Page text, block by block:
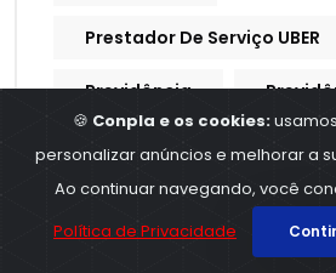
Prestador De Serviço UBER
Previdência
Previdência Social
Previdencia Social
Processo Trabalhista
🍪 Conpla e os cookies:
personalizar anúncios e melhorar a
Ao continuar navegando, você
Política de Privacidade